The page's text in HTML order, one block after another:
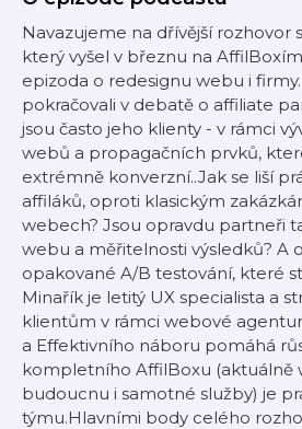
Navazujeme na dřívější rozhovor
který vyšel v březnu na
epizoda o redesignu webu i
pokračovali v debatě o affiliate
jsou často jeho klienty - v rámci
webů a propagačních prvků,
extrémně konverzní..Jak se liší
affiláků, oproti klasickým
webech? Jsou opravdu partneři
webu a měřitelnosti výsledků? A
opakované A/B testování, které
Minařík je letitý UX specialista a
klientům v rámci webové
a Effektivního náboru pomáhá
kompletního AffilBoxu (aktuálně
budoucnu i samotné služby) je
týmu.Hlavními body celého